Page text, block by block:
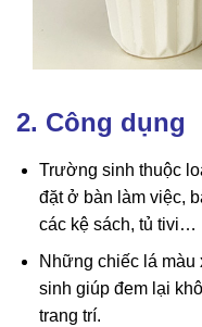
2. Công dụng
Trường sinh thuộc
đặt ở bàn làm việc,
các kệ sách, tủ tivi…
Những chiếc lá
sinh giúp đem lại
trang trí.